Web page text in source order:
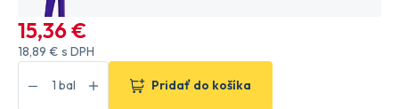
15,36 €
18,89 € s DPH
Pridať do košíka